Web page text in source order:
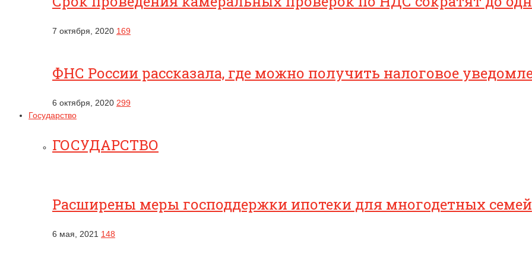
7 октября, 2020 169
ФНС России рассказала, где можно получить налоговое
6 октября, 2020 299
Государство
ГОСУДАРСТВО
Расширены меры господдержки ипотеки для многодетных семей
6 мая, 2021 148